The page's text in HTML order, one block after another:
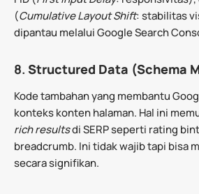
(Cumulative Layout Shift: stabilitas
dipantau melalui Google Search
8. Structured Data (Schema
Kode tambahan yang membantu
konteks konten halaman. Hal ini
rich resultsdi SERP seperti rating
breadcrumb. Ini tidak wajib tapi bisa
secara signifikan.